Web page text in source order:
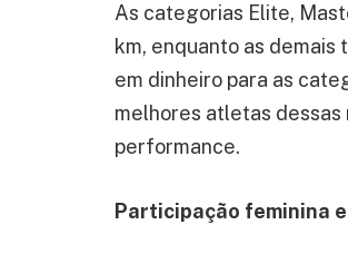
As categorias Elite,
km, enquanto as demais
em dinheiro para as
melhores atletas
performance.
Participação feminina